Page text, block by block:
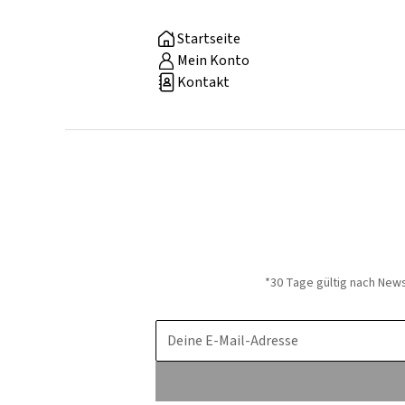
Startseite
Mein Konto
Kontakt
*30 Tage gültig nach
Deine E-Mail-Adresse